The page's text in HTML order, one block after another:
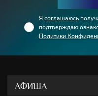
Я соглашаюсь
подтверждаю
Политики
АФИША